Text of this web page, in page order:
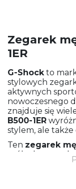
Zegarek
1ER
G-Shockto
stylowych
aktywnych
nowoczesnego
znajduje się
B500-1ER
stylem, ale także
Ten zegarek
osób
niezawodność.
tworzywa,
kolorze